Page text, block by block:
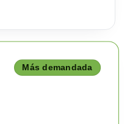
Más demandada